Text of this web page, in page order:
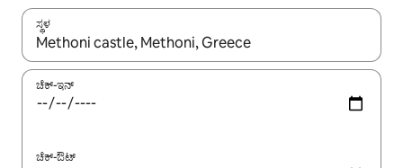
ಸ್ಥಳ
ಫಲಿತಾಂಶಗಳು ಲಭ್ಯವಿರುವಾಗ, ಅಪ್ ಮತ್ತು ಡೌನ್ ಬಾಣದ ಕೀಲಿಗಳೊಂದಿಗೆ
ಚೆಕ್-ಇನ್
ಚೆಕ್-ಔಟ್